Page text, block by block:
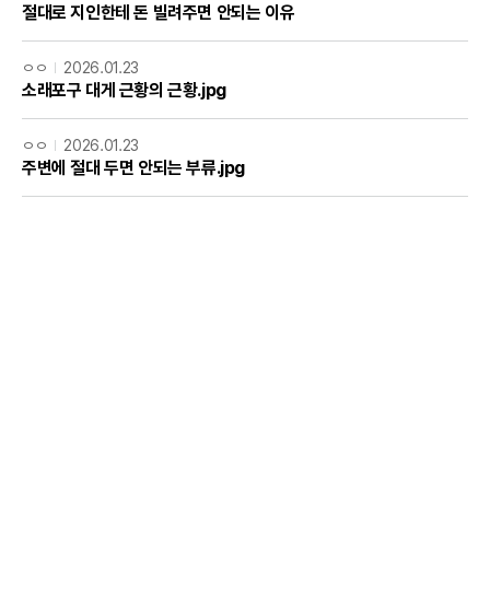
절대로 지인한테 돈 빌려주면 안되는 이유
ㅇㅇ 2026.01.23
소래포구 대게 근황의 근황.jpg
ㅇㅇ 2026.01.23
주변에 절대 두면 안되는 부류.jpg